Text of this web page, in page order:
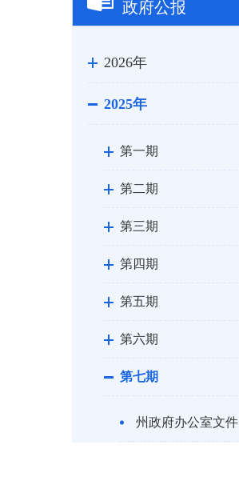
政府公报
2026年
2025年
第一期
第二期
第三期
第四期
第五期
第六期
第七期
州政府办公室文件